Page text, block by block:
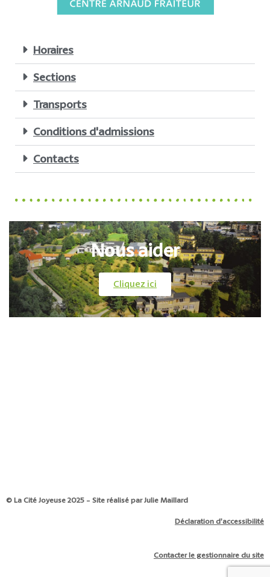
Horaires
Sections
Transports
Conditions d'admissions
Contacts
Nous aider
Cliquez ici
© La Cité Joyeuse 2025 - Site réalisé par Julie Maillard
Déclaration d’accessibilité
Contacter le gestionnaire du site